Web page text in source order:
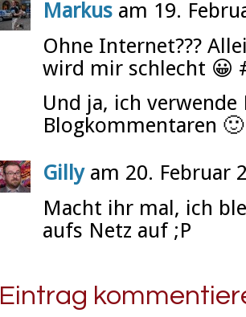
Markus am 19.
Ohne Internet???
wird mir schlecht 😀
Und ja, ich verwende
Blogkommentaren 🙂
Gillyam 20. Februar
Macht ihr mal, ich
aufs Netz auf ;P
Eintrag